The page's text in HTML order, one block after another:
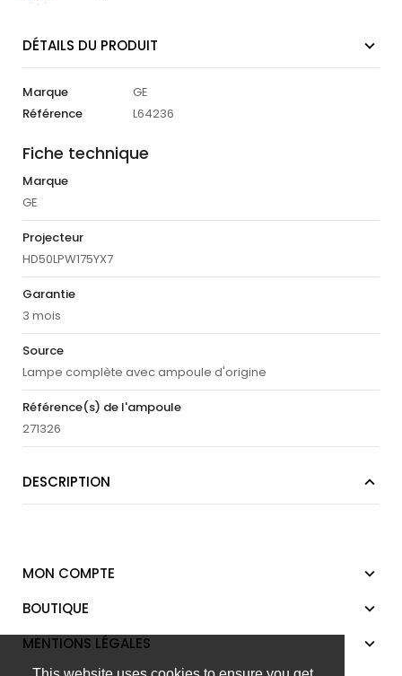
DESCRIPTION
DÉTAILS DU PRODUIT
Marque
GE
Référence
L64236
Fiche technique
Marque
GE
Projecteur
HD50LPW175YX7
Garantie
3 mois
Source
Lampe complète avec ampoule d'origine
Référence(s) de l'ampoule
271326
MON COMPTE
BOUTIQUE
MENTIONS LÉGALES